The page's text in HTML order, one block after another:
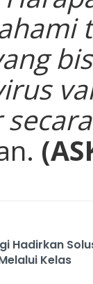
Hadirkan
Kelas